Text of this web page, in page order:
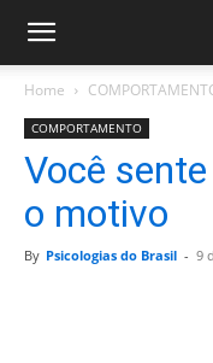
Home
COMPORTAMENTO
Você
o motivo
By Psicologias do Brasil - 9